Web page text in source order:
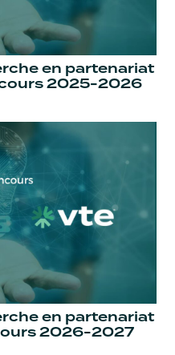
en partenariat
2025-2026
en partenariat
2026-2027